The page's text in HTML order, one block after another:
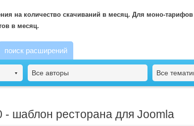
на количество скачиваний в месяц. Для моно-
в месяц.
поиск расширений
Все авторы Все
- шаблон ресторана для Joomla